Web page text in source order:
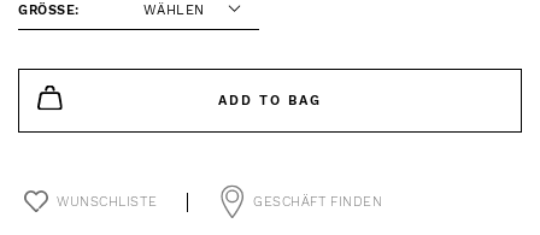
GRÖSSE: WÄHLEN
ADD TO BAG
WUNSCHLISTE GESCHÄFT FINDEN